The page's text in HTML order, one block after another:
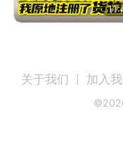
关于我们 加入
©